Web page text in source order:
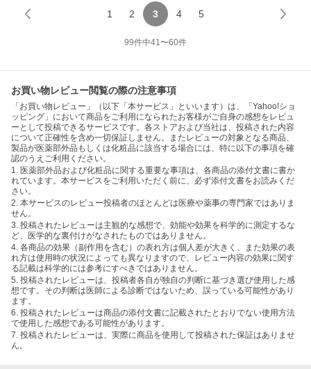
1 2 3 4 5
99件中41〜60件
お買い物レビュー閲覧の際の注意事項
「お買い物レビュー」（以下「本サービス」といいます）は、「Yahoo!ショ
ッピング」において商品をご利用になられたお客様がご自身の感想をレビュ
ーとして投稿できるサービスです。各ストアおよび当社は、投稿された内容
について正確性を含め一切保証しません。またレビューの対象となる商品、
製品が医薬部外品もしくは化粧品に該当する場合には、特に以下の事項を確
認のうえご利用ください。
1. 医薬部外品および化粧品に関する重要な事項は、各商品の添付文書に書か
れています。本サービスをご利用いただく前に、必ず添付文書をお読みくだ
さい。
2. 本サービスのレビュー投稿者のほとんどは医療や薬事の専門家ではありま
せん。
3. 投稿されたレビューは主観的な感想で、効能や効果を科学的に測定するな
ど、医学的な裏付けがなされたものではありません。
4. 各商品の効果（副作用を含む）の表れ方は個人差が大きく、また効果の表
れ方は使用時の状況によっても異なりますので、レビュー内容の効果に関す
る記載は科学的には参考にすべきではありません。
5. 投稿されたレビューは、投稿者各自が独自の判断に基づき選び使用した感
想です。その判断は医師による診断ではないため、誤っている可能性があり
ます。
6. 投稿されたレビューは商品の添付文書に記載されたとおりでない使用方法
で使用した感想である可能性があります。
7. 投稿されたレビューは、実際に商品を使用して投稿された保証はありませ
ん。